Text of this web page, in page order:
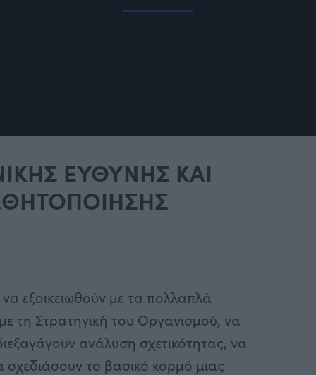
ΕΥΘΥΝΗΣ ΚΑΙ
εξοικειωθούν με τα πολλαπλά
τη Στρατηγική του Οργανισμού, να
ανάλυση σχετικότητας, να
σχεδιάσουν το βασικό κορμό μιας